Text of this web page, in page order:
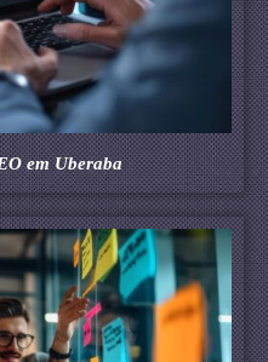
em Uberaba